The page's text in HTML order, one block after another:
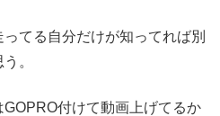
てる自分だけが知ってれば別
。
GOPRO付けて動画上げてるか